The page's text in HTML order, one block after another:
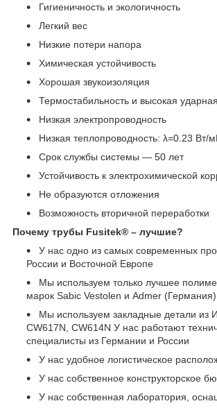
Гигиеничность и экологичность
Легкий вес
Низкие потери напора
Химическая устойчивость
Хорошая звукоизоляция
Термостабильность и высокая
Низкая электропроводность
Низкая теплопроводность: λ=0.23 Вт/
Срок службы системы ― 50 лет
Устойчивость к электрохимической
Не образуются отложения
Возможность вторичной переработки
Почему трубы Fusitek® – лучшие?
У нас одно из самых современных
России и Восточной Европе
Мы используем только лучшее
марок Sabic Vestolen и Admer (Германия)
Мы используем закладные детали из
CW617N, CW614N У нас работают
специалисты из Германии и России
У нас удобное логистическое
У нас собственное конструкторское
У нас собственная лаборатория,